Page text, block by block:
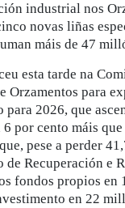
industrial nos
novas liñas
máis de 47
esta tarde na
Orzamentos para
para 2026, que
por cento máis que
pese a perder
de Recuperación e
fondos propios en
en 22